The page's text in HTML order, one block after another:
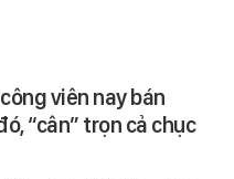
viên nay bán
“cân” trọn cả chục